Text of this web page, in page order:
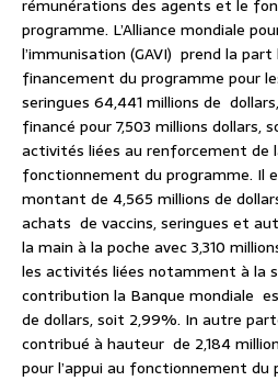
rémunérations des agents et le
programme. L’Alliance mondiale
l’immunisation (GAVI) prend la
financement du programme pour
seringues 64,441 millions de
financé pour 7,503 millions dollars,
activités liées au renforcement de
fonctionnement du programme. Il
montant de 4,565 millions de
achats de vaccins, seringues et
la main à la poche avec 3,310
les activités liées notamment à la
contribution la Banque mondiale
de dollars, soit 2,99%. In autre
contribué à hauteur de 2,184
pour l’appui au fonctionnement du